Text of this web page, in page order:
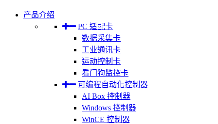
产品介绍
PC 适配卡
数据采集卡
工业通讯卡
运动控制卡
看门狗监控卡
可编程自动化控制器
AI Box 控制器
Windows 控制器
WinCE 控制器